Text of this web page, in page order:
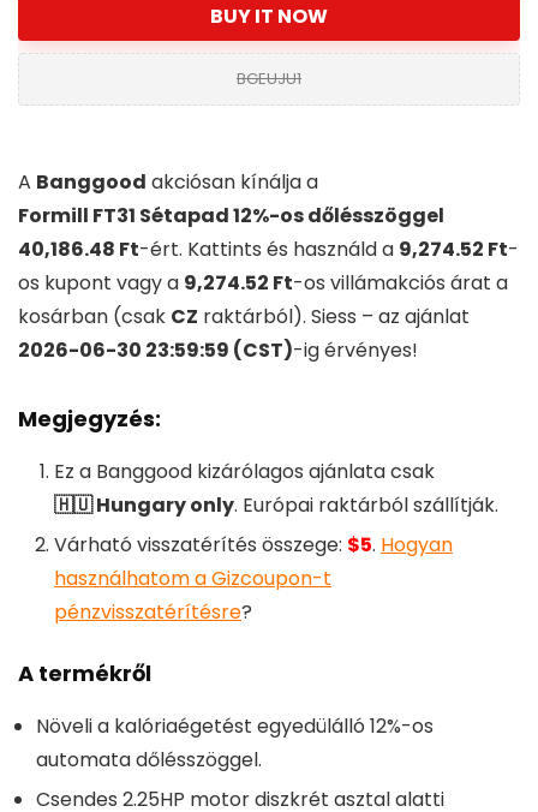
BUY IT NOW
BGEUJU1
A Banggood akciósan kínálja a
Formill FT31 Sétapad 12%-os dőlésszöggel
40,186.48 Ft-ért. Kattints és használd a 9,274.52 Ft-
os kupont vagy a 9,274.52 Ft-os villámakciós árat a
kosárban (csak CZ raktárból). Siess – az ajánlat
2026-06-30 23:59:59 (CST)-ig érvényes!
Megjegyzés:
Ez a Banggood kizárólagos ajánlata csak
🇭🇺 Hungary only. Európai raktárból szállítják.
Várható visszatérítés összege: $5. Hogyan
használhatom a Gizcoupon-t
pénzvisszatérítésre?
A termékről
Növeli a kalóriaégetést egyedülálló 12%-os
automata dőlésszöggel.
Csendes 2.25HP motor diszkrét asztal alatti